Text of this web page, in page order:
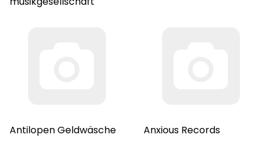
Antilopen Geldwäsche Anxious Records